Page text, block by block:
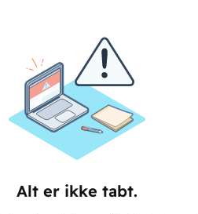
Alt er ikke tabt.